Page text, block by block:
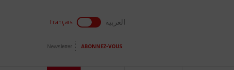
Français العربية
Newsletter ABONNEZ-VOUS